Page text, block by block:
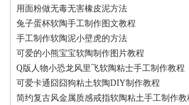
用面粉做无毒无害橡皮泥方法
兔子蛋杯软陶手工制作图文教程
手工制作软陶泥小壁虎的方法
可爱的小熊宝宝软陶制作图片教程
Q版人物小恐龙风里飞软陶粘士手工制作教程
可爱卡通囧囧狗粘土软陶DIY制作教程
简约复古风金属质感戒指软陶粘土手工制作教